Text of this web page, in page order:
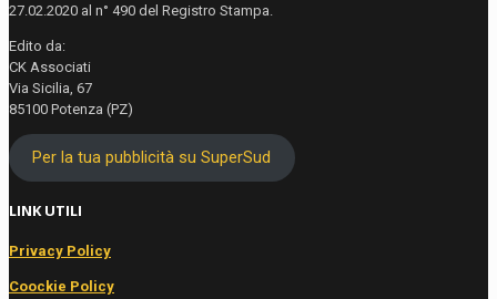
27.02.2020 al n° 490 del Registro Stampa.
Edito da:
CK Associati
Via Sicilia, 67
85100 Potenza (PZ)
Per la tua pubblicità su SuperSud
LINK UTILI
Privacy Policy
Coockie Policy